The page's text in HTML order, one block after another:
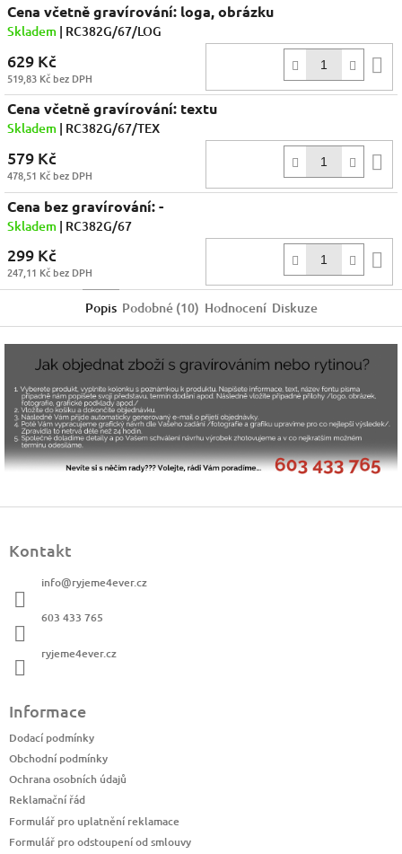
Cena včetně gravírování: loga, obrázku
Skladem | RC382G/67/LOG
629 Kč
519,83 Kč bez DPH
Cena včetně gravírování: textu
Skladem | RC382G/67/TEX
579 Kč
478,51 Kč bez DPH
Cena bez gravírování: -
Skladem | RC382G/67
299 Kč
247,11 Kč bez DPH
Popis Podobné (10) Hodnocení Diskuze
Kontakt
info@ryjeme4ever.cz
603 433 765
ryjeme4ever.cz
Informace
Dodací podmínky
Obchodní podmínky
Ochrana osobních údajů
Reklamační řád
Formulář pro uplatnění reklamace
Formulář pro odstoupení od smlouvy